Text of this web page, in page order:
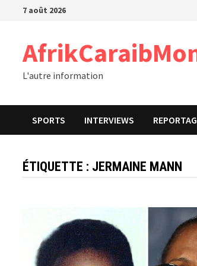
Passer7 août 2026
L'autre information
SPORTS INTERVIEWS
ÉTIQUETTE : JERMAINE MANN